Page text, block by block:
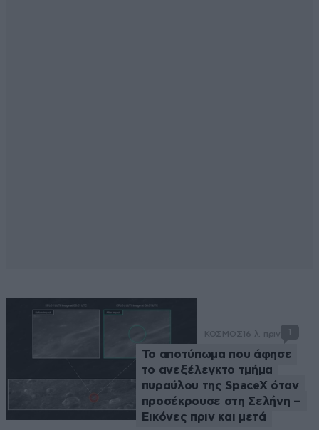
ΚΟΣΜΟΣ 16 λ. πριν 1
Το αποτύπωμα που άφησε
το ανεξέλεγκτο τμήμα
πυραύλου της SpaceX όταν
προσέκρουσε στη Σελήνη –
Εικόνες πριν και μετά